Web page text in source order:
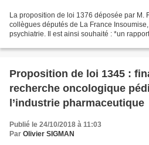
La proposition de loi 1376 déposée par M.
collègues députés de La France
psychiatrie. Il est ainsi souhaité : *un
Proposition de loi 1345 :
recherche oncologique
l’industrie pharmaceutique
Publié le 24/10/2018 à 11:03
Par Olivier SIGMAN